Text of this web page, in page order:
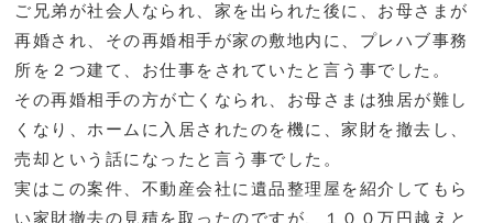
ご兄弟が社会人なられ、家を出られた後に、お母さまが
再婚され、その再婚相手が家の敷地内に、プレハブ事務
所を２つ建て、お仕事をされていたと言う事でした。
その再婚相手の方が亡くなられ、お母さまは独居が難し
くなり、ホームに入居されたのを機に、家財を撤去し、
売却という話になったと言う事でした。
実はこの案件、不動産会社に遺品整理屋を紹介してもら
い家財撤去の見積を取ったのですが、１００万円越えと